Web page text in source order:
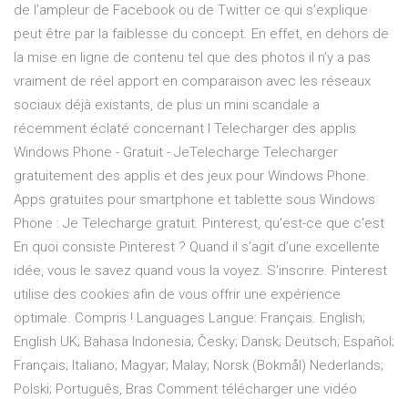
de l’ampleur de Facebook ou de Twitter ce qui s’explique
peut être par la faiblesse du concept. En effet, en dehors de
la mise en ligne de contenu tel que des photos il n’y a pas
vraiment de réel apport en comparaison avec les réseaux
sociaux déjà existants, de plus un mini scandale a
récemment éclaté concernant l Telecharger des applis
Windows Phone - Gratuit - JeTelecharge Telecharger
gratuitement des applis et des jeux pour Windows Phone.
Apps gratuites pour smartphone et tablette sous Windows
Phone : Je Telecharge gratuit. Pinterest, qu'est-ce que c'est
En quoi consiste Pinterest ? Quand il s’agit d’une excellente
idée, vous le savez quand vous la voyez. S'inscrire. Pinterest
utilise des cookies afin de vous offrir une expérience
optimale. Compris ! Languages Langue: Français. English;
English UK; Bahasa Indonesia; Česky; Dansk; Deutsch; Español;
Français; Italiano; Magyar; Malay; Norsk (Bokmål) Nederlands;
Polski; Português, Bras Comment télécharger une vidéo